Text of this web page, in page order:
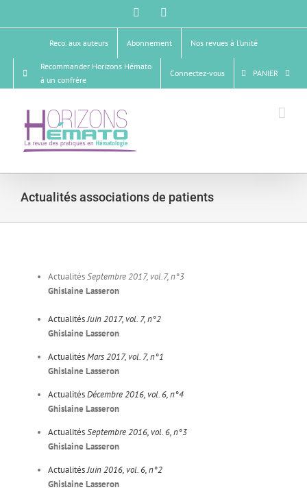
Facebook
Reco. aux auteurs Abonnement Nos revues à l’unité
Recommander Horizons Hémato
à un confrère
Connectez-vous PANIER
Actualités associations de patients
ActualitésSeptembre 2017, vol.7, n°3
Ghislaine Lasseron
ActualitésJuin 2017, vol. 7, n°2
Ghislaine Lasseron
ActualitésMars 2017, vol. 7, n°1
Ghislaine Lasseron
ActualitésDécembre 2016, vol. 6, n°4
Ghislaine Lasseron
ActualitésSeptembre 2016, vol. 6, n°3
Ghislaine Lasseron
ActualitésJuin 2016, vol. 6, n°2
Ghislaine Lasseron